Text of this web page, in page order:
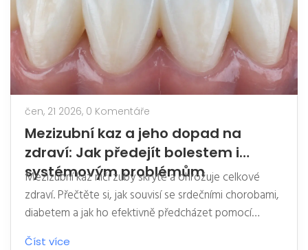
čen, 21 2026, 0 Komentáře
Mezizubní kaz a jeho dopad na
zdraví: Jak předejít bolestem i
systémovým problémům
Mezizubní kaz ničí zuby skrytě a ohrožuje celkové
zdraví. Přečtěte si, jak souvisí se srdečními chorobami,
diabetem a jak ho efektivně předcházet pomocí
správné hygieny.
Číst více